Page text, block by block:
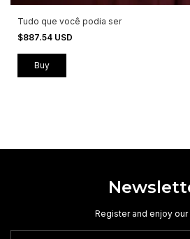
Tudo que você podia ser
$887.54 USD
Register and enjoy